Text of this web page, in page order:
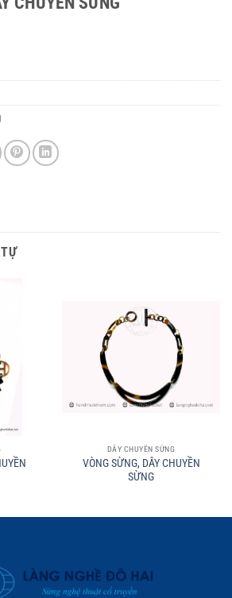
DÂY CHUYỀN SỪNG
VÒNG SỪNG, DÂY CHUYỀN
SỪNG